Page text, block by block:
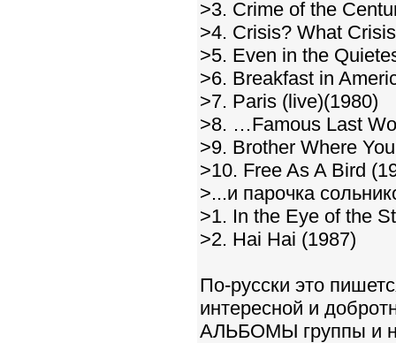
>3. Crime of the
>4. Crisis? What
>5. Even in the
>6. Breakfast in
>7. Paris (live)(1980)
>8. …Famous Last
>9. Brother Where
>10. Free As A Bird
>...и парочка
>1. In the Eye of the
>2. Hai Hai (1987)
По-русски это
интересной и
АЛЬБОМЫ группы и